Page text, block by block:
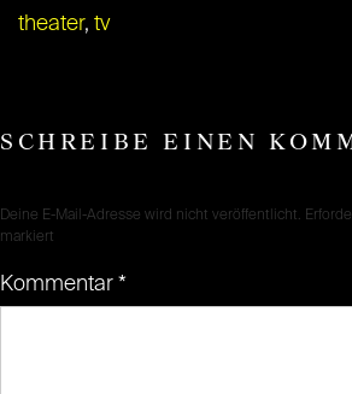
theater, tv
SCHREIBE EINEN
Deine E-Mail-Adresse wird nicht veröffentlicht.
markiert
Kommentar *